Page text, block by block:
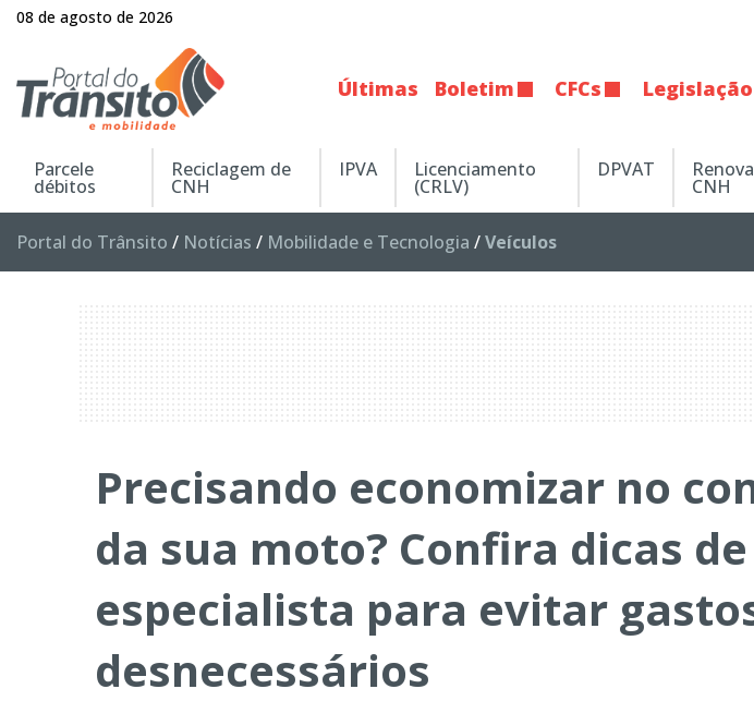
08 de agosto de 2026
Últimas Boletim CFCs Legislação
Parcele
débitos
Reciclagem de
CNH
IPVA Licenciamento
(CRLV)
DPVAT
CNH
Portal do Trânsito / Notícias / Mobilidade e Tecnologia /Veículos
Precisando economizar no
da sua moto? Confira dicas de
especialista para evitar
desnecessários